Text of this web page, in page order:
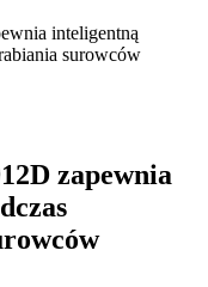
inteligentną
surowców
zapewnia